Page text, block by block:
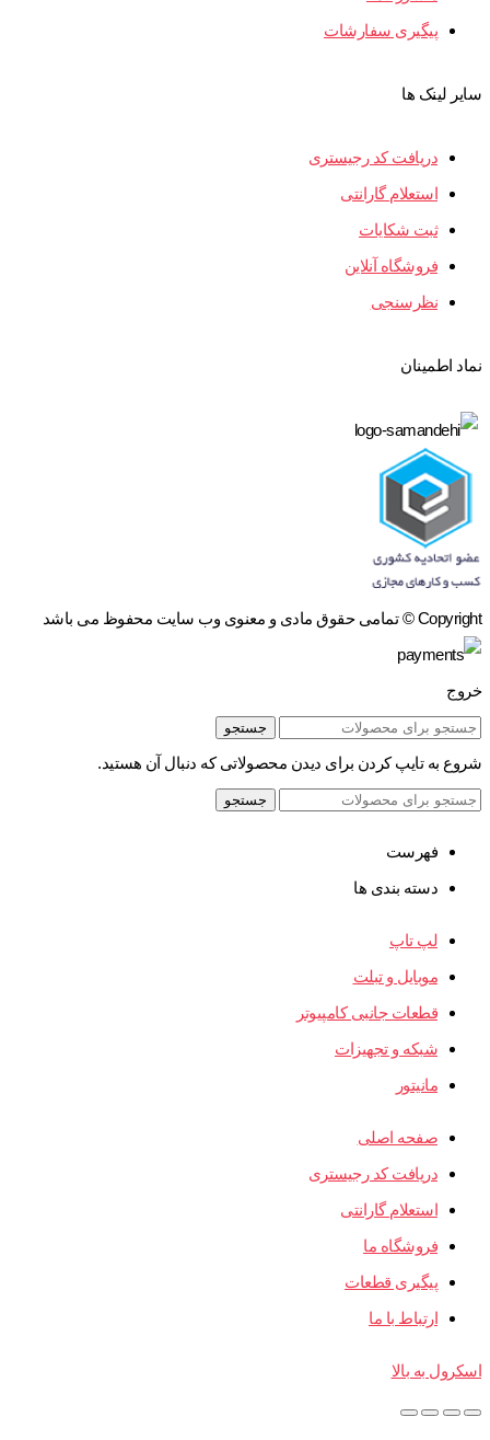
پیگیری سفارشات
سایر لینک ها
دریافت کد رجیستری
استعلام گارانتی
ثبت شکایات
فروشگاه آنلاین
نظرسنجی
نماد اطمینان
Copyright © تمامی حقوق مادی و معنوی وب سایت محفوظ می باشد
خروج
جستجو
شروع به تایپ کردن برای دیدن محصولاتی که دنبال آن هستید.
جستجو
فهرست
دسته بندی ها
لپ تاپ
موبایل و تبلت
قطعات جانبی کامپیوتر
شبکه و تجهیزات
مانیتور
صفحه اصلی
دریافت کد رجیستری
استعلام گارانتی
فروشگاه ما
پیگیری قطعات
ارتباط با ما
اسکرول به بالا